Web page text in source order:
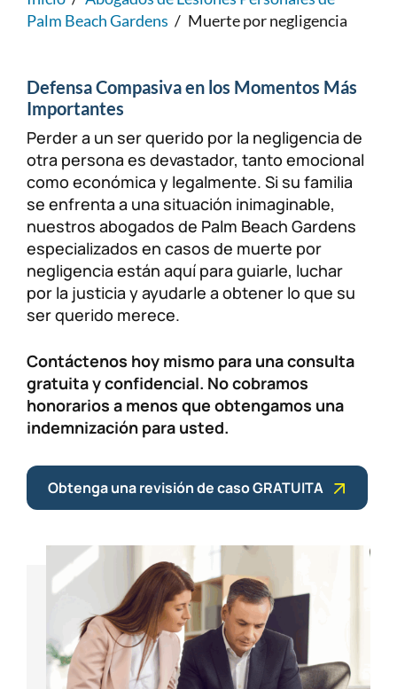
Lesiones personales
Compensación a trabajadores
Veterans Benefits
Admiralty & Maritime Law
Class Actions
Mass Torts
FAQ
Carreras
Palm Beach Gardens / Muerte por negligencia
Defensa Compasiva en los Momentos Más
Importantes
Perder a un ser querido por la negligencia de
otra persona es devastador, tanto emocional
como económica y legalmente. Si su familia
se enfrenta a una situación inimaginable,
nuestros abogados de Palm Beach Gardens
especializados en casos de muerte por
negligencia están aquí para guiarle, luchar
por la justicia y ayudarle a obtener lo que su
ser querido merece.
Contáctenos hoy mismo para una consulta
gratuita y confidencial. No cobramos
honorarios a menos que obtengamos una
indemnización para usted.
Obtenga una revisión de caso GRATUITA